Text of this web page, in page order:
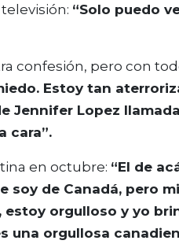
“Solo puedo
confesión, pero con
Estoy tan
Jennifer Lopez
cara”.
en octubre: “El de
soy de Canadá, pero
orgulloso y yo
una orgullosa